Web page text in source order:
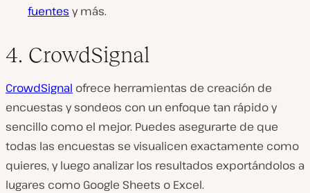
fuentes y más.
4. CrowdSignal
CrowdSignal ofrece herramientas de creación de
encuestas y sondeos con un enfoque tan rápido y
sencillo como el mejor. Puedes asegurarte de que
todas las encuestas se visualicen exactamente como
quieres, y luego analizar los resultados exportándolos a
lugares como Google Sheets o Excel.